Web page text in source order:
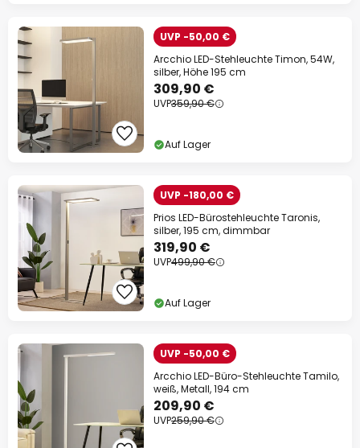
UVP -50,00 €
Arcchio LED-Stehleuchte Timon, 54W,
silber, Höhe 195 cm
309,90 €
UVP359,90 €
Auf Lager
UVP -180,00 €
Prios LED-Bürostehleuchte Taronis,
silber, 195 cm, dimmbar
319,90 €
UVP499,90 €
Auf Lager
UVP -50,00 €
Arcchio LED-Büro-Stehleuchte Tamilo,
weiß, Metall, 194 cm
209,90 €
UVP259,90 €